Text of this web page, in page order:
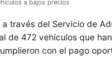
a bajos precios
a través del Servicio de
de 472 vehículos que
con el pago